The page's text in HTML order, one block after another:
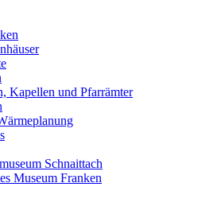
Kapellen und Pfarrämter
Schnaittach
Museum Franken